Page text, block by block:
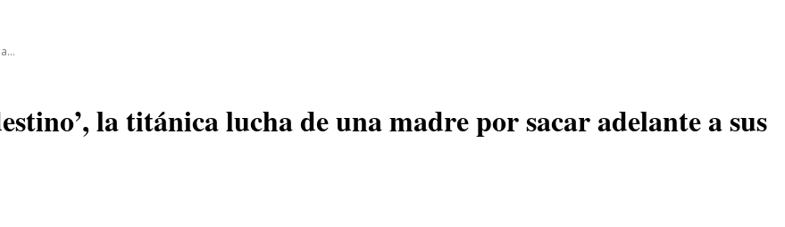
la titánica lucha de una madre por sacar adelante a sus